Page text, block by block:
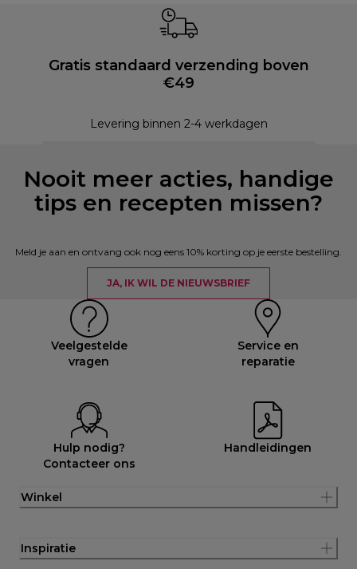
Gratis standaard verzending boven
€49
Levering binnen 2-4 werkdagen
Nooit meer acties, handige
tips en recepten missen?
Meld je aan en ontvang ook nog eens 10% korting op je eerste bestelling.
JA, IK WIL DE NIEUWSBRIEF
Veelgestelde
vragen
Service en
reparatie
Hulp nodig?
Contacteer ons
Handleidingen
Winkel
Inspiratie